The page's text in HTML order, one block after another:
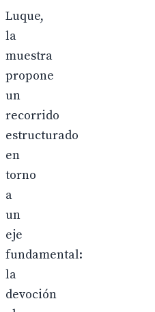
Luque,
la
muestra
propone
un
recorrido
estructurado
en
torno
a
un
eje
fundamental:
la
devoción